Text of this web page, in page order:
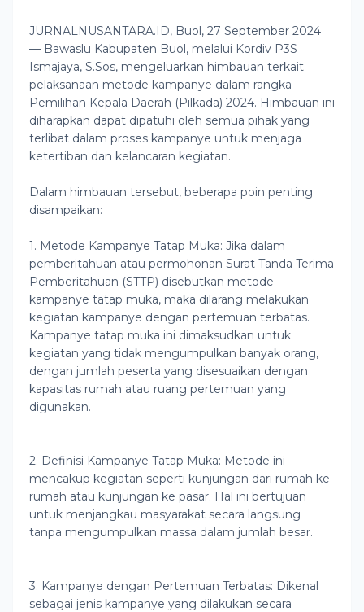
JURNALNUSANTARA.ID, Buol, 27 September 2024
— Bawaslu Kabupaten Buol, melalui Kordiv P3S
Ismajaya, S.Sos, mengeluarkan himbauan terkait
pelaksanaan metode kampanye dalam rangka
Pemilihan Kepala Daerah (Pilkada) 2024. Himbauan ini
diharapkan dapat dipatuhi oleh semua pihak yang
terlibat dalam proses kampanye untuk menjaga
ketertiban dan kelancaran kegiatan.
Dalam himbauan tersebut, beberapa poin penting
disampaikan:
1. Metode Kampanye Tatap Muka: Jika dalam
pemberitahuan atau permohonan Surat Tanda Terima
Pemberitahuan (STTP) disebutkan metode
kampanye tatap muka, maka dilarang melakukan
kegiatan kampanye dengan pertemuan terbatas.
Kampanye tatap muka ini dimaksudkan untuk
kegiatan yang tidak mengumpulkan banyak orang,
dengan jumlah peserta yang disesuaikan dengan
kapasitas rumah atau ruang pertemuan yang
digunakan.
2. Definisi Kampanye Tatap Muka: Metode ini
mencakup kegiatan seperti kunjungan dari rumah ke
rumah atau kunjungan ke pasar. Hal ini bertujuan
untuk menjangkau masyarakat secara langsung
tanpa mengumpulkan massa dalam jumlah besar.
3. Kampanye dengan Pertemuan Terbatas: Dikenal
sebagai jenis kampanye yang dilakukan secara